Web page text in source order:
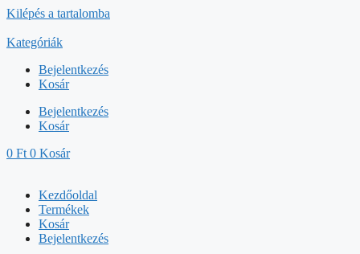
Kilépés a tartalomba
Kategóriák
Bejelentkezés
Kosár
Bejelentkezés
Kosár
0 Ft 0 Kosár
Kezdőoldal
Termékek
Kosár
Bejelentkezés